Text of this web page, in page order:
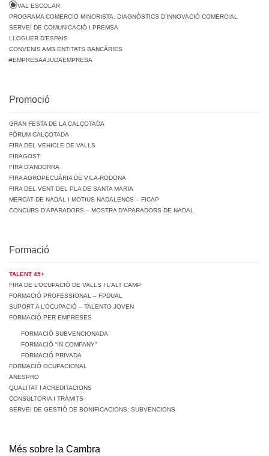
VAL ESCOLAR
PROGRAMA COMERCIO MINORISTA. DIAGNÒSTICS D’INNOVACIÓ COMERCIAL
SERVEI DE COMUNICACIÓ I PREMSA
LLOGUER D’ESPAIS
CONVENIS AMB ENTITATS BANCÀRIES
#EMPRESAAJUDAEMPRESA
Promoció
GRAN FESTA DE LA CALÇOTADA
FÒRUM CALÇOTADA
FIRA DEL VEHICLE DE VALLS
FIRAGOST
FIRA D’ANDORRA
FIRA AGROPECUÀRIA DE VILA-RODONA
FIRA DEL VENT DEL PLA DE SANTA MARIA
MERCAT DE NADAL I MOTIUS NADALENCS – FICAP
CONCURS D’APARADORS – MOSTRA D’APARADORS DE NADAL
Formació
TALENT 45+
FIRA DE L’OCUPACIÓ DE VALLS I L’ALT CAMP
FORMACIÓ PROFESSIONAL – FPDUAL
SUPORT A L’OCUPACIÓ – TALENTO JOVEN
FORMACIÓ PER EMPRESES
FORMACIÓ SUBVENCIONADA
FORMACIÓ “IN COMPANY”
FORMACIÓ PRIVADA
FORMACIÓ OCUPACIONAL
ANESPRO
QUALITAT I ACREDITACIONS
CONSULTORIA I TRÀMITS
SERVEI DE GESTIÓ DE BONIFICACIONS: SUBVENCIONS
Més sobre la Cambra